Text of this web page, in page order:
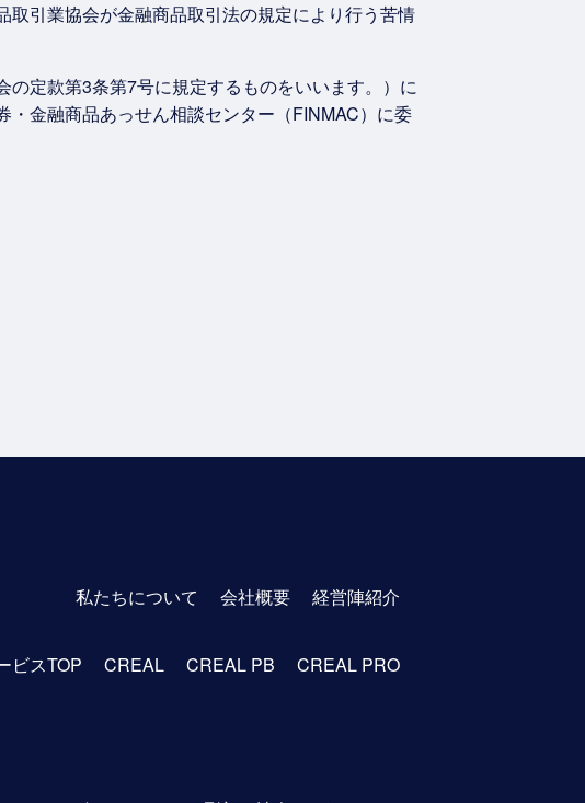
引業協会が金融商品取引法の規定により行う苦情
定款第3条第7号に規定するものをいいます。）に
金融商品あっせん相談センター（FINMAC）に委
私たちについて 会社概要 経営陣紹介
ビスTOP CREAL CREAL PB CREAL PRO